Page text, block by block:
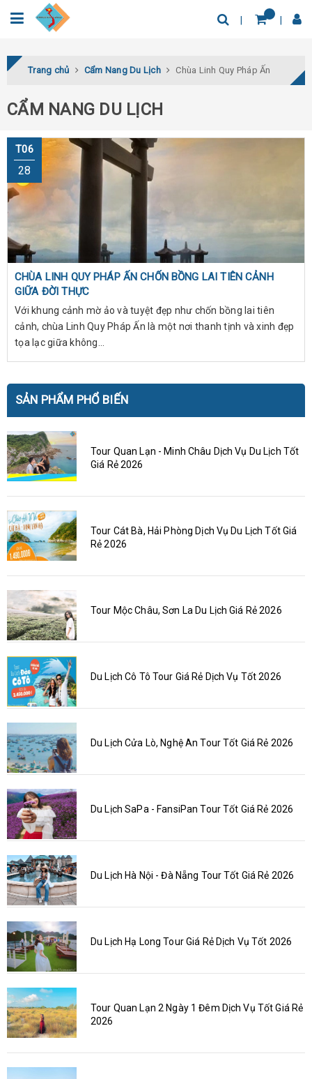
0932.04.03.78 Tìm thêm địa điểm
Trang chủ Cẩm Nang Du Lịch Chùa Linh Quy Pháp Ấn
CẨM NANG DU LỊCH
T06
28
CHÙA LINH QUY PHÁP ẤN CHỐN BỒNG LAI TIÊN CẢNH
GIỮA ĐỜI THỰC
Với khung cảnh mờ ảo và tuyệt đẹp như chốn bồng lai tiên
cảnh, chùa Linh Quy Pháp Ấn là một nơi thanh tịnh và xinh đẹp
tọa lạc giữa không...
SẢN PHẨM PHỔ BIẾN
Tour Quan Lạn - Minh Châu Dịch Vụ Du Lịch Tốt
Giá Rẻ 2026
Tour Cát Bà, Hải Phòng Dịch Vụ Du Lịch Tốt Giá
Rẻ 2026
Tour Mộc Châu, Sơn La Du Lịch Giá Rẻ 2026
Du Lịch Cô Tô Tour Giá Rẻ Dịch Vụ Tốt 2026
Du Lịch Cửa Lò, Nghệ An Tour Tốt Giá Rẻ 2026
Du Lịch SaPa - FansiPan Tour Tốt Giá Rẻ 2026
Du Lịch Hà Nội - Đà Nẵng Tour Tốt Giá Rẻ 2026
Du Lịch Hạ Long Tour Giá Rẻ Dịch Vụ Tốt 2026
Tour Quan Lạn 2 Ngày 1 Đêm Dịch Vụ Tốt Giá Rẻ
2026